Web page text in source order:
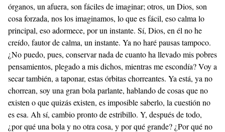
órganos, un afuera, son fáciles de imaginar; otros, un Dios, son
cosa forzada, nos los imaginamos, lo que es fácil, eso calma lo
principal, eso adormece, por un instante. Sí, Dios, en él no he
creído, fautor de calma, un instante. Ya no haré pausas tampoco.
¿No puedo, pues, conservar nada de cuanto ha llevado mis pobres
pensamientos, plegado a mis dichos, mientras me escondía? Voy a
secar también, a taponar, estas órbitas chorreantes. Ya está, ya no
chorrean, soy una gran bola parlante, hablando de cosas que no
existen o que quizás existen, es imposible saberlo, la cuestión no
es esa. Ah sí, cambio pronto de estribillo. Y, después de todo,
¿por qué una bola y no otra cosa, y por qué grande? ¿Por qué no